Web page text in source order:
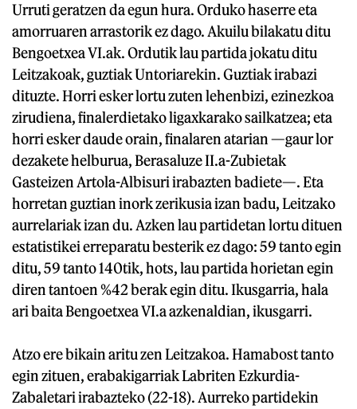
Urruti geratzen da egun hura. Orduko haserre eta
amorruaren arrastorik ez dago. Akuilu bilakatu ditu
Bengoetxea VI.ak. Ordutik lau partida jokatu ditu
Leitzakoak, guztiak Untoriarekin. Guztiak irabazi
dituzte. Horri esker lortu zuten lehenbizi, ezinezkoa
zirudiena, finalerdietako ligaxkarako sailkatzea; eta
horri esker daude orain, finalaren atarian —gaur lor
dezakete helburua, Berasaluze II.a-Zubietak
Gasteizen Artola-Albisuri irabazten badiete—. Eta
horretan guztian inork zerikusia izan badu, Leitzako
aurrelariak izan du. Azken lau partidetan lortu dituen
estatistikei erreparatu besterik ez dago: 59 tanto egin
ditu, 59 tanto 140tik, hots, lau partida horietan egin
diren tantoen %42 berak egin ditu. Ikusgarria, hala
ari baita Bengoetxea VI.a azkenaldian, ikusgarri.
Atzo ere bikain aritu zen Leitzakoa. Hamabost tanto
egin zituen, erabakigarriak Labriten Ezkurdia-
Zabaletari irabazteko (22-18). Aurreko partidekin